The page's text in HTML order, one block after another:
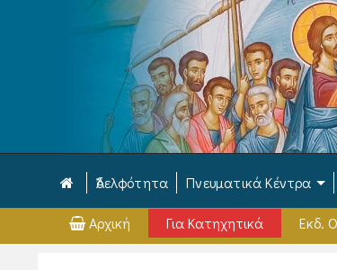
Ἀδελφότητα Πνευματικά Κέντρα
Αρχική Για Κατηχητικά Εκδ.